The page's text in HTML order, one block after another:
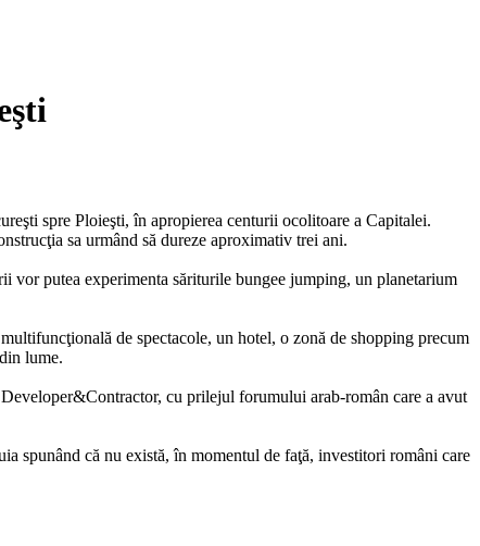
spre Ploieşti, în apropierea centurii ocolitoare a Capitalei.
sa urmând să dureze aproximativ trei ani.
vor putea experimenta săriturile bungee jumping, un planetarium
de spectacole, un hotel, o zonă de shopping precum
lume.
cu prilejul forumului arab-român care a avut
spunând că nu există, în momentul de faţă, investitori români care